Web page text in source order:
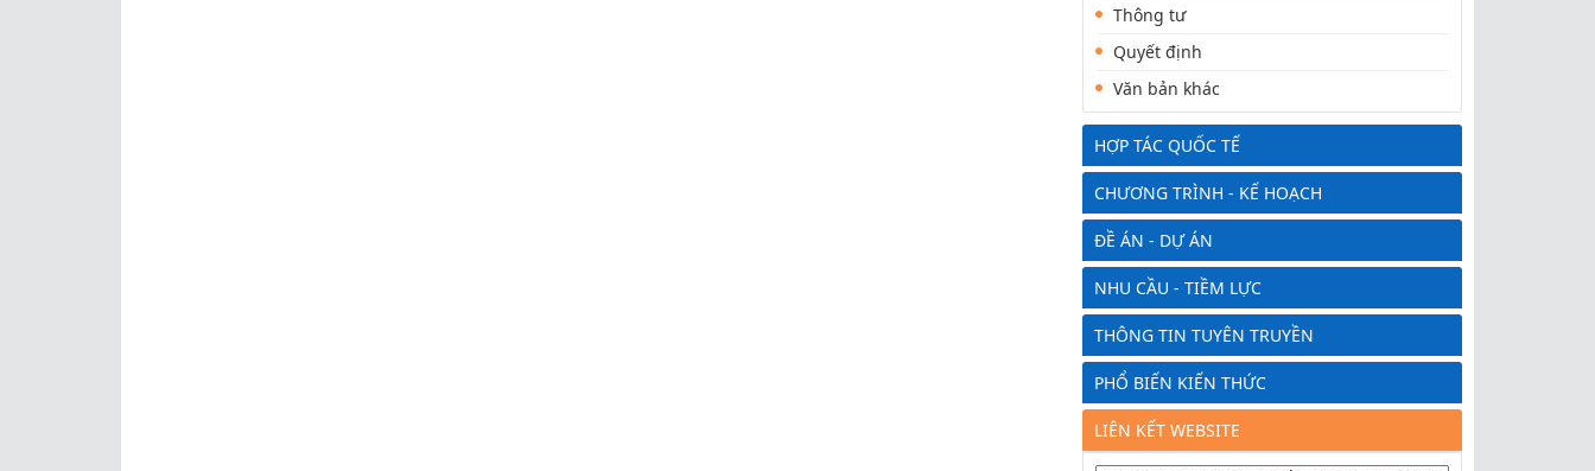
Thông tư
Quyết định
Văn bản khác
HỢP TÁC QUỐC TẾ
CHƯƠNG TRÌNH - KẾ HOẠCH
ĐỀ ÁN - DỰ ÁN
NHU CẦU - TIỀM LỰC
THÔNG TIN TUYÊN TRUYỀN
PHỔ BIẾN KIẾN THỨC
LIÊN KẾT WEBSITE